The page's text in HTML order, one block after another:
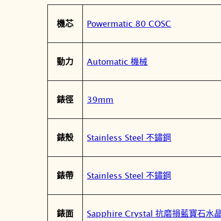
性
值
機芯 Powermatic 80 COSC
動力 Automatic 機械
錶徑 39mm
錶殼 Stainless Steel 不鏽鋼
錶帶 Stainless Steel 不鏽鋼
錶面 Sapphire Crystal 抗磨損藍寶石水